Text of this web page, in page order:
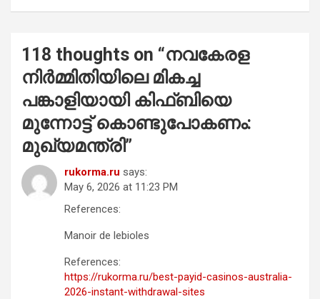
118 thoughts on “നവകേരള
നിർമ്മിതിയിലെ മികച്ച
പങ്കാളിയായി കിഫ്ബിയെ
മുന്നോട്ട് കൊണ്ടുപോകണം:
മുഖ്യമന്ത്രി”
rukorma.ru says:
May 6, 2026 at 11:23 PM
References:
Manoir de lebioles
References:
https://rukorma.ru/best-payid-casinos-australia-
2026-instant-withdrawal-sites